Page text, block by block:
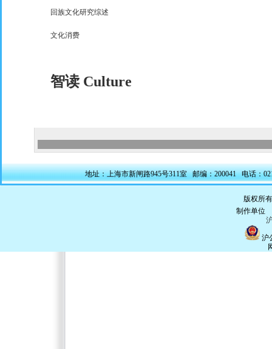
回族文化研究综述
文化消费
智读 Culture
地址：上海市新闸路945号311室 邮编：200041 电话：
版权所
制作单位
沪